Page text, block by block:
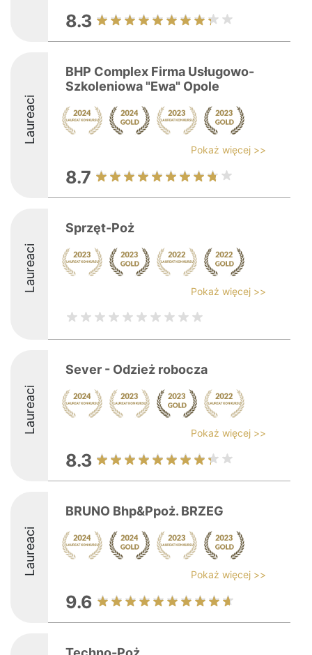
8.3
Laureaci
BHP Complex Firma Usługowo-
Szkoleniowa "Ewa" Opole
Pokaż więcej >>
8.7
Laureaci
Sprzęt-Poż
Pokaż więcej >>
Laureaci
Sever - Odzież robocza
Pokaż więcej >>
8.3
Laureaci
BRUNO Bhp&Ppoż. BRZEG
Pokaż więcej >>
9.6